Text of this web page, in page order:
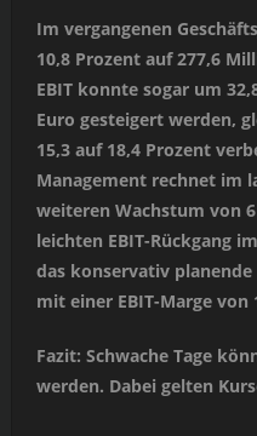
Im vergangenen
10,8 Prozent auf 277,6
EBIT konnte sogar um
Euro gesteigert werden,
15,3 auf 18,4 Prozent
Management rechnet im
weiteren Wachstum von
leichten EBIT-Rückgang
das konservativ
mit einer EBIT-Marge von
Fazit: Schwache Tage
werden. Dabei gelten